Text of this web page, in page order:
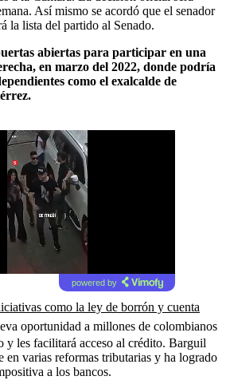
Así mismo se acordó que el senador
la lista del partido al Senado.
abiertas para participar en una
en marzo del 2022, donde podría
como el exalcalde de
powered by
como la ley de borrón y cuenta
oportunidad a millones de colombianos
y les facilitará acceso al crédito. Barguil
en varias reformas tributarias y ha logrado
a los bancos.